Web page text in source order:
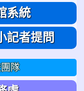
系統
記者提問
隊